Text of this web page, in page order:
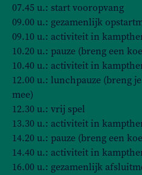
07.45 u.: start vooropvang
09.00 u.: gezamenlijk
09.10 u.: activiteit in
10.20 u.: pauze (breng een
10.40 u.: activiteit in
12.00 u.: lunchpauze (breng
mee)
12.30 u.: vrij spel
13.30 u.: activiteit in
14.20 u.: pauze (breng een
14.40 u.: activiteit in
16.00 u.: gezamenlijk